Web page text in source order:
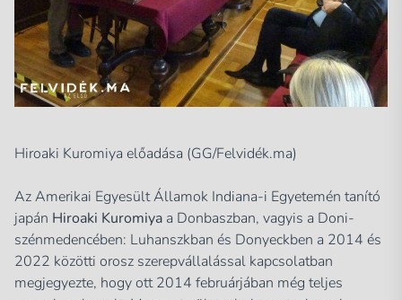
Hiroaki Kuromiya előadása (GG/Felvidék.ma)
Az Amerikai Egyesült Államok Indiana-i Egyetemén tanító
japán Hiroaki Kuromiya a Donbaszban, vagyis a Doni-
szénmedencében: Luhanszkban és Donyeckben a 2014 és
2022 közötti orosz szerepvállalással kapcsolatban
megjegyezte, hogy ott 2014 februárjában még teljes